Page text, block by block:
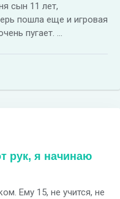
сын 11 лет,
пошла еще и игровая
пугает. ...
рук, я начинаю
Ему 15, не учится, не